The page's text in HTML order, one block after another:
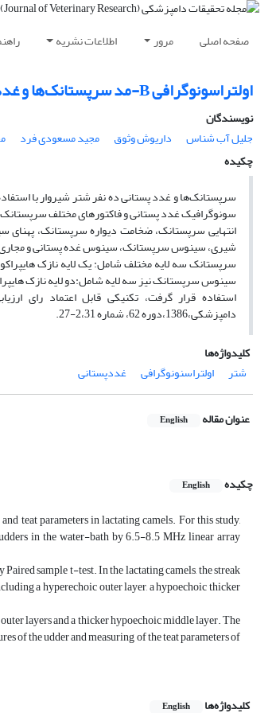
صفحه اصلی مرور اطلاعات نشریه
اولتراسونوگرافی B-مد‌ سرپستانک‌ها و غددپستانی شتر(شتر یک کوهانه)
نویسندگان
جلیل آب شناس
داریوش وثوق مجید مسعودی فرد
چکیده
سونوگرافیک غدد پستانی و فاکتورهای مختلف سرپستانک
انتهایی سرپستانک، ضخامت دیواره سرپستانک،
شیری، سینوس سرپستانک، سینوس غده پستانی و مجاری
سرپستانک سه لایه مختلف شامل: یک لایه نازک
سینوس سرپستانک نیز سه لایه شامل:دو لایه نازک
استفاده قرار گرفت، تکنیکی قابل اعتماد رای
دامپزشکی،1386،دوره 62، شماره 2،31‌-27.
کلیدواژه‌ها
شتر
اولتراسنونوگرافی غددپستانی
عنوان مقاله English
چکیده English
teat parameters in lactating camels. For this study,
in the water-bath by 6.5-8.5 MHz linear array
sample t-test. In the lactating camels, the streak
a hyperechoic outer layer, a hypoechoic thicker
layers and a thicker hypoechoic middle layer. The
of the udder and measuring of the teat parameters of
کلیدواژه‌ها English